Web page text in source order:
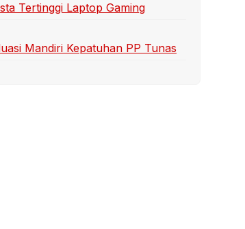
Tertinggi Laptop Gaming
Mandiri Kepatuhan PP Tunas